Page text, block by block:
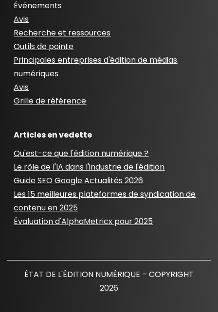
Événements
Avis
Recherche et ressources
Outils de pointe
Principales entreprises d'édition de médias
numériques
Avis
Grille de référence
Articles en vedette
Qu'est-ce que l'édition numérique ?
Le rôle de l'IA dans l'industrie de l'édition
Guide SEO Google Actualités 2026
Les 15 meilleures plateformes de syndication de
contenu en 2025
Évaluation d'AlphaMetricx pour 2025
ÉTAT DE L'ÉDITION NUMÉRIQUE – COPYRIGHT
2026